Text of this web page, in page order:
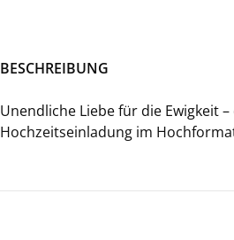
BE­SCHREI­BUNG
Un­end­li­che Liebe für die Ewig­keit
Hochzeitseinladung im